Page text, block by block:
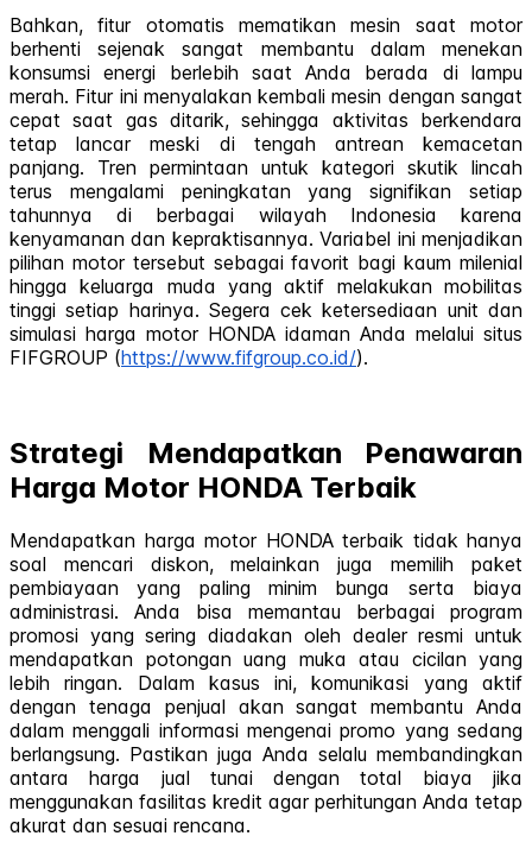
Bahkan, fitur otomatis mematikan mesin saat motor
berhenti sejenak sangat membantu dalam menekan
konsumsi energi berlebih saat Anda berada di lampu
merah. Fitur ini menyalakan kembali mesin dengan sangat
cepat saat gas ditarik, sehingga aktivitas berkendara
tetap lancar meski di tengah antrean kemacetan
panjang. Tren permintaan untuk kategori skutik lincah
terus mengalami peningkatan yang signifikan setiap
tahunnya di berbagai wilayah Indonesia karena
kenyamanan dan kepraktisannya. Variabel ini menjadikan
pilihan motor tersebut sebagai favorit bagi kaum milenial
hingga keluarga muda yang aktif melakukan mobilitas
tinggi setiap harinya. Segera cek ketersediaan unit dan
simulasi harga motor HONDA idaman Anda melalui situs
FIFGROUP (https://www.fifgroup.co.id/).
Strategi Mendapatkan Penawaran
Harga Motor HONDA Terbaik
Mendapatkan harga motor HONDA terbaik tidak hanya
soal mencari diskon, melainkan juga memilih paket
pembiayaan yang paling minim bunga serta biaya
administrasi. Anda bisa memantau berbagai program
promosi yang sering diadakan oleh dealer resmi untuk
mendapatkan potongan uang muka atau cicilan yang
lebih ringan. Dalam kasus ini, komunikasi yang aktif
dengan tenaga penjual akan sangat membantu Anda
dalam menggali informasi mengenai promo yang sedang
berlangsung. Pastikan juga Anda selalu membandingkan
antara harga jual tunai dengan total biaya jika
menggunakan fasilitas kredit agar perhitungan Anda tetap
akurat dan sesuai rencana.